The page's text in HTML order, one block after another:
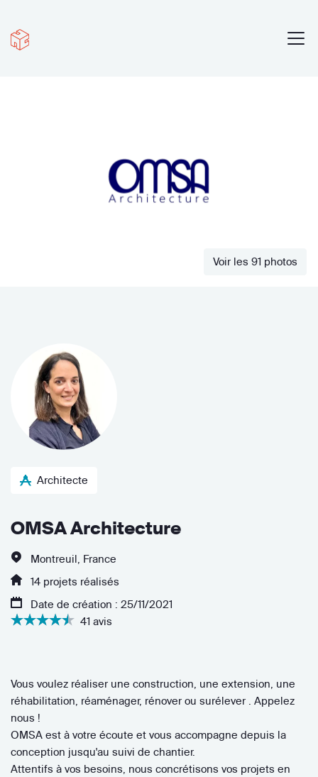
Voir les 91 photos
Architecte
OMSA Architecture
Montreuil, France
14 projets réalisés
Date de création : 25/11/2021
41 avis
Vous voulez réaliser une construction, une extension, une
réhabilitation, réaménager, rénover ou surélever . Appelez
nous !
OMSA est à votre écoute et vous accompagne depuis la
conception jusqu'au suivi de chantier.
Attentifs à vos besoins, nous concrétisons vos projets en